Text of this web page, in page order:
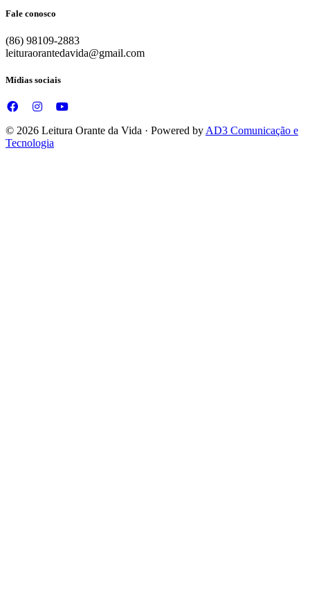
Fale conosco
(86) 98109-2883
leituraorantedavida@gmail.com
Mídias sociais
© 2026 Leitura Orante da Vida · Powered by AD3 Comunicação e
Tecnologia